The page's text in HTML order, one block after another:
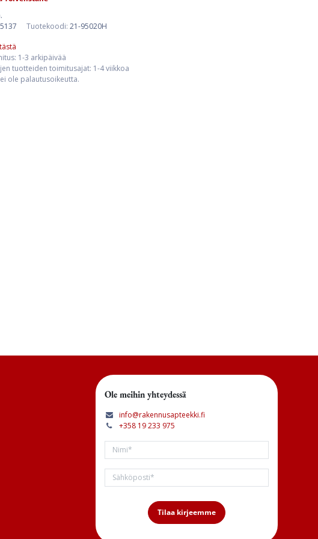
Tuotekoodi: 21-95020H
tästä
1-3 arkipäivää
tuotteiden toimitusajat: 1-4 viikkoa
ole palautusoikeutta.
Ole meihin yhteydessä
info@rakennusapteekki.fi
+358 19 233 975
Tilaa kirjeemme